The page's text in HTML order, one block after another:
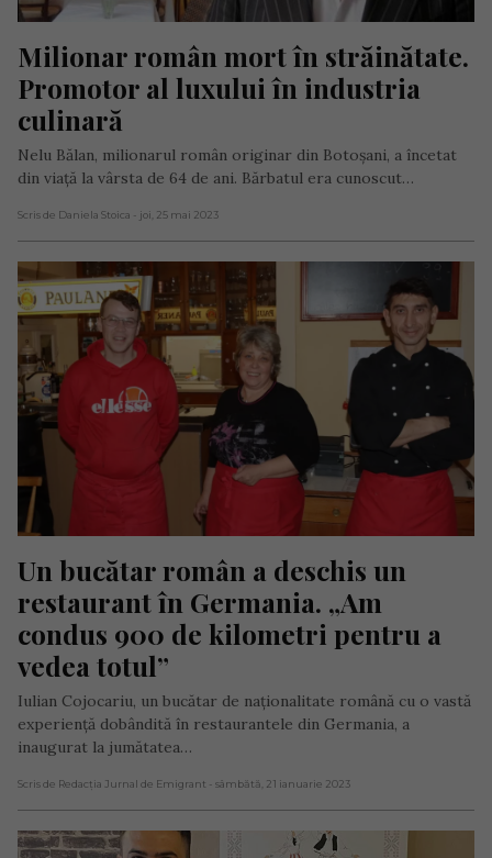
Milionar român mort în străinătate.
Promotor al luxului în industria
culinară
Nelu Bălan, milionarul român originar din Botoșani, a încetat
din viață la vârsta de 64 de ani. Bărbatul era cunoscut…
Scris de Daniela Stoica - joi, 25 mai 2023
Un bucătar român a deschis un
restaurant în Germania. „Am
condus 900 de kilometri pentru a
vedea totul”
Iulian Cojocariu, un bucătar de naționalitate română cu o vastă
experiență dobândită în restaurantele din Germania, a
inaugurat la jumătatea…
Scris de Redacția Jurnal de Emigrant - sâmbătă, 21 ianuarie 2023